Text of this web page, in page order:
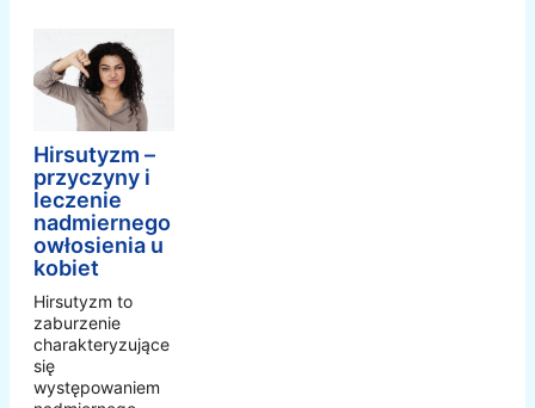
Hirsutyzm –
przyczyny i
leczenie
nadmiernego
owłosienia u
kobiet
Hirsutyzm to
zaburzenie
charakteryzujące
się
występowaniem